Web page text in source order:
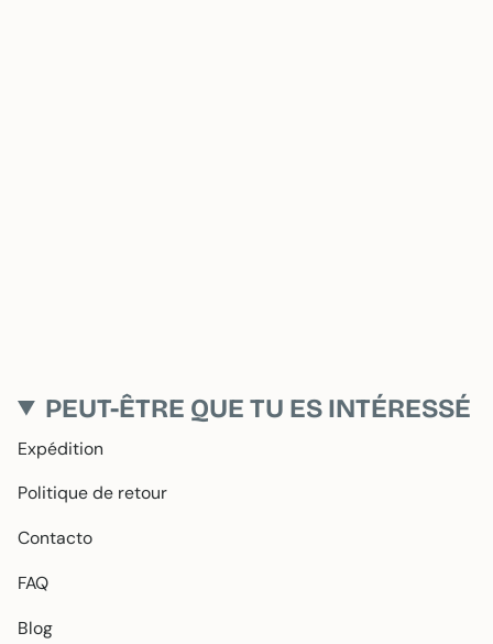
PEUT-ÊTRE QUE TU ES INTÉRESSÉ
Expédition
Politique de retour
Contacto
FAQ
Blog